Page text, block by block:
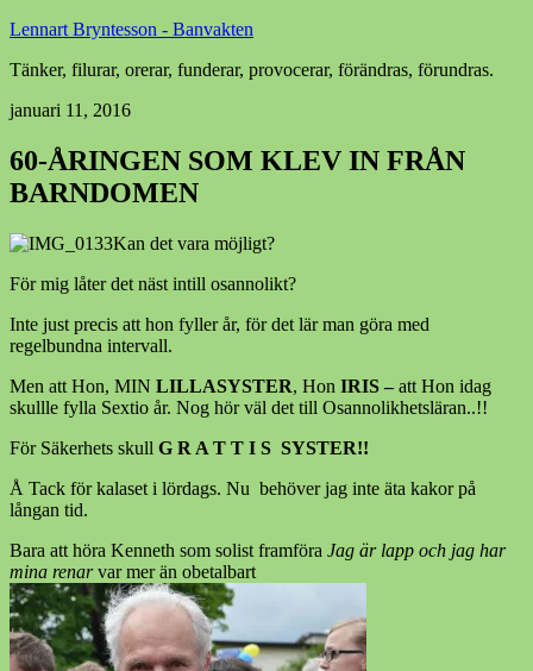
Lennart Bryntesson - Banvakten
Tänker, filurar, orerar, funderar, provocerar, förändras, förundras.
januari 11, 2016
60-ÅRINGEN SOM KLEV IN FRÅN
BARNDOMEN
Kan det vara möjligt?
För mig låter det näst intill osannolikt?
Inte just precis att hon fyller år, för det lär man göra med
regelbundna intervall.
Men att Hon, MIN LILLASYSTER, Hon IRIS –att Hon idag
skullle fylla Sextio år. Nog hör väl det till Osannolikhetsläran..!!
För Säkerhets skull G R A T T I S SYSTER!!
Å Tack för kalaset i lördags. Nu behöver jag inte äta kakor på
långan tid.
Bara att höra Kenneth som solist framföra Jag är lapp och jag har
mina renarvar mer än obetalbart